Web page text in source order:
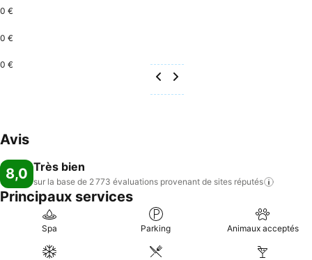
0 €
0 €
0 €
Avis
8,0 Très bien
sur la base de 2 773 évaluations provenant de sites réputés
Principaux services
Spa Parking Animaux acceptés